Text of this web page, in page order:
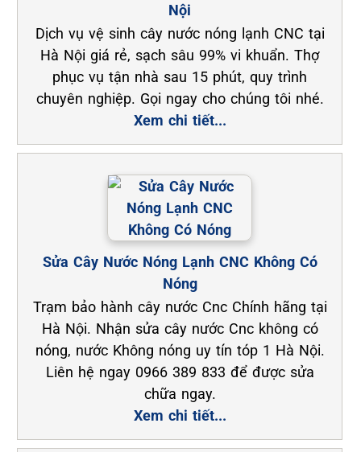
Nội
Dịch vụ vệ sinh cây nước nóng lạnh CNC tại
Hà Nội giá rẻ, sạch sâu 99% vi khuẩn. Thợ
phục vụ tận nhà sau 15 phút, quy trình
chuyên nghiệp. Gọi ngay cho chúng tôi nhé.
Xem chi tiết...
Sửa Cây Nước Nóng Lạnh CNC Không Có
Nóng
Trạm bảo hành cây nước Cnc Chính hãng tại
Hà Nội. Nhận sửa cây nước Cnc không có
nóng, nước Không nóng uy tín tóp 1 Hà Nội.
Liên hệ ngay 0966 389 833 để được sửa
chữa ngay.
Xem chi tiết...